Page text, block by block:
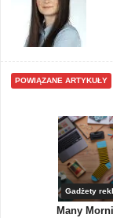
POWIĄZANE ARTYKUŁY
Gadżety
Many